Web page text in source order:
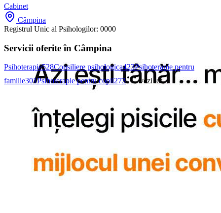
Cabinet
Câmpina
Registrul Unic al Psihologilor: 0000
Servicii oferite în Câmpina
Psihoterapie528Consiliere psihologica423Psihoterapie pentru
familie301Psihoterapie pentru copii273 vezi tot